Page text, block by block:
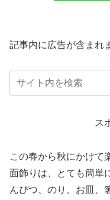
記事内に広告が含まれ
ス
この春から秋にかけて
面飾りは、とても簡単
んぴつ、のり、お皿、